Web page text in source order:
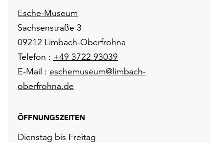
Esche-Museum
Sachsenstraße 3
09212 Limbach-Oberfrohna
Telefon : +49 3722 93039
E-Mail : eschemuseum@limbach-
oberfrohna.de
ÖFFNUNGSZEITEN
Dienstag bis Freitag